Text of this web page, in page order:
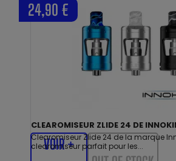
CLEAROMISEUR ZLIDE 24 DE
Clearomiseur Zlide 24 de la marque
clearomiseur parfait pour les...
24,90 €
VOIR +